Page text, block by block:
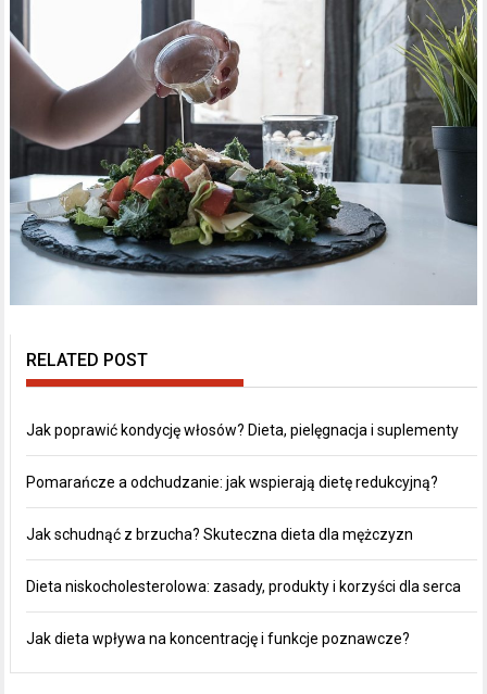
RELATED POST
Jak poprawić kondycję włosów? Dieta, pielęgnacja i suplementy
Pomarańcze a odchudzanie: jak wspierają dietę redukcyjną?
Jak schudnąć z brzucha? Skuteczna dieta dla mężczyzn
Dieta niskocholesterolowa: zasady, produkty i korzyści dla serca
Jak dieta wpływa na koncentrację i funkcje poznawcze?